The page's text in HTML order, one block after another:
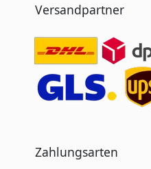
Versandpartner
Zahlungsarten